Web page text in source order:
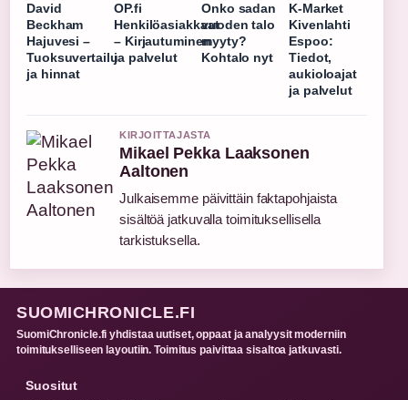
David
Beckham
Hajuvesi –
Tuoksuvertailu
ja hinnat
OP.fi
Henkilöasiakkaat
– Kirjautuminen
ja palvelut
Onko sadan
vuoden talo
myyty?
Kohtalo nyt
K-Market
Kivenlahti
Espoo:
Tiedot,
aukioloajat
ja palvelut
KIRJOITTAJASTA
Mikael Pekka Laaksonen
Aaltonen
Julkaisemme päivittäin faktapohjaista
sisältöä jatkuvalla toimituksellisella
tarkistuksella.
SUOMICHRONICLE.FI
SuomiChronicle.fi yhdistaa uutiset, oppaat ja analyysit moderniin
toimitukselliseen layoutiin. Toimitus paivittaa sisaltoa jatkuvasti.
Suositut